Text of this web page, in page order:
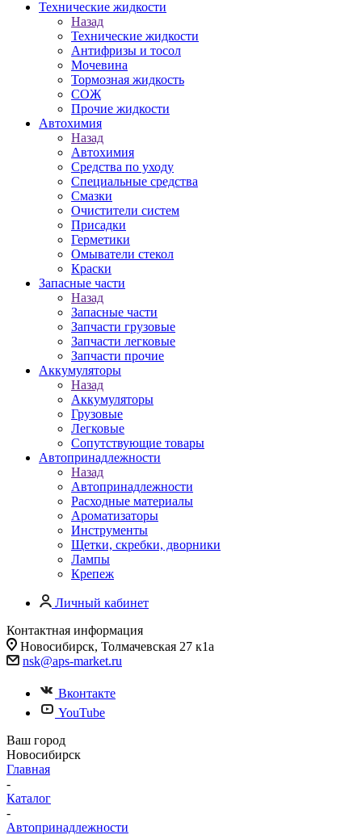
Технические жидкости
Назад
Технические жидкости
Антифризы и тосол
Мочевина
Тормозная жидкость
СОЖ
Прочие жидкости
Автохимия
Назад
Автохимия
Средства по уходу
Специальные средства
Смазки
Очистители систем
Присадки
Герметики
Омыватели стекол
Краски
Запасные части
Назад
Запасные части
Запчасти грузовые
Запчасти легковые
Запчасти прочие
Аккумуляторы
Назад
Аккумуляторы
Грузовые
Легковые
Сопутствующие товары
Автопринадлежности
Назад
Автопринадлежности
Расходные материалы
Ароматизаторы
Инструменты
Щетки, скребки, дворники
Лампы
Крепеж
Личный кабинет
Контактная информация
Новосибирск, Толмачевская 27 к1а
nsk@aps-market.ru
Вконтакте
YouTube
Ваш город
Новосибирск
Главная
-
Каталог
-
Автопринадлежности